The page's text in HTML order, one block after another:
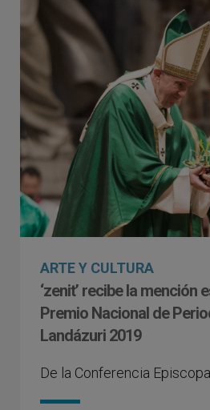
ARTE Y CULTURA
‘zenit’ recibe la mención
Premio Nacional de
Landázuri 2019
De la Conferencia